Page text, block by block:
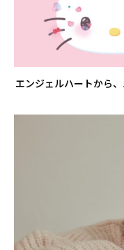
エンジェルハートから